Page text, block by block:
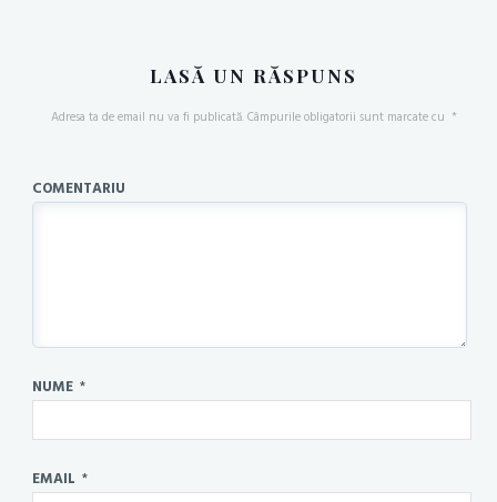
LASĂ UN RĂSPUNS
Adresa ta de email nu va fi publicată.Câmpurile obligatorii sunt marcate cu *
COMENTARIU
NUME *
EMAIL *